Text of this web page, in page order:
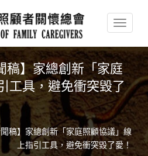
稿】家總創新「家庭
工具，避免衝突毀了
聞稿】家總創新「家庭照顧協議」線
上指引工具，避免衝突毀了愛！